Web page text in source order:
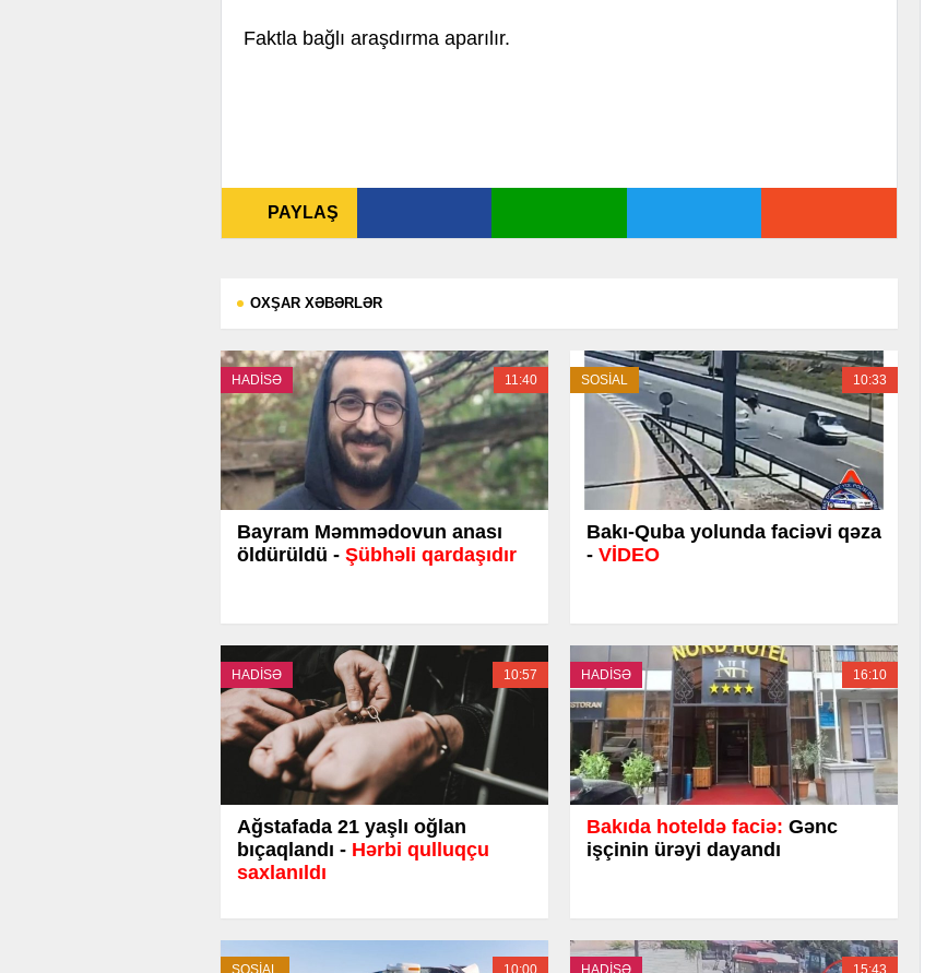
Faktla bağlı araşdırma aparılır.
PAYLAŞ
OXŞAR XƏBƏRLƏR
HADİSƏ 11:40
Bayram Məmmədovun anası
öldürüldü - Şübhəli qardaşıdır
SOSİAL 10:33
Bakı-Quba yolunda faciəvi qəza
- VİDEO
HADİSƏ 10:57
Ağstafada 21 yaşlı oğlan
bıçaqlandı - Hərbi qulluqçu
saxlanıldı
HADİSƏ 16:10
Bakıda hoteldə faciə: Gənc
işçinin ürəyi dayandı
SOSİAL 10:00 HADİSƏ 15:43